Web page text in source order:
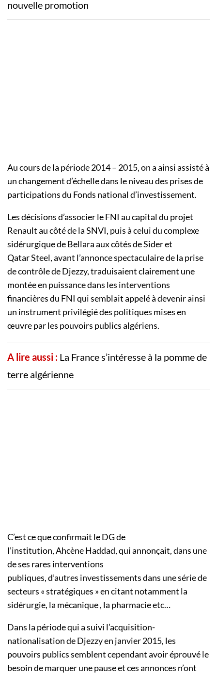
nouvelle promotion
Au cours de la période 2014 – 2015, on a ainsi assisté à
un changement d’échelle dans le niveau des prises de
participations du Fonds national d’investissement.
Les décisions d’associer leFNI au capital du projet
Renault au côté de laSNVI, puis à celui du complexe
sidérurgique deBellaraaux côtés deSideret
QatarSteel, avant l’annoncespectaculaire de la prise
de contrôle deDjezzy,traduisaient clairement une
montée en puissance dans les interventions
financières du FNI quisemblait appeléà devenirainsi
un instrument privilégié des politiques mises en
œuvrepar les pouvoirs publics algériens.
A lire aussi : La France s’intéresse à la pomme de
terre algérienne
C’est ce que confirmait le DG de
l’institution,AhcèneHaddad, qui annonçait, dans une
de ses rares interventions
publiques,d’autres investissements dans une série de
secteurs « stratégiques » en citant notamment la
sidérurgie, la mécanique, la pharmacieetc…
Dans la période qui a suivi l’acquisition-
nationalisation deDjezzyen janvier 2015, les
pouvoirs publics semblent cependant avoir éprouvé le
besoin de marquer une pause et ces annonces n’ont